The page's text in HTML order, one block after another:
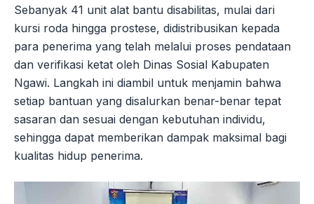
Sebanyak 41 unit alat bantu disabilitas, mulai dari
kursi roda hingga prostese, didistribusikan kepada
para penerima yang telah melalui proses pendataan
dan verifikasi ketat oleh Dinas Sosial Kabupaten
Ngawi. Langkah ini diambil untuk menjamin bahwa
setiap bantuan yang disalurkan benar-benar tepat
sasaran dan sesuai dengan kebutuhan individu,
sehingga dapat memberikan dampak maksimal bagi
kualitas hidup penerima.